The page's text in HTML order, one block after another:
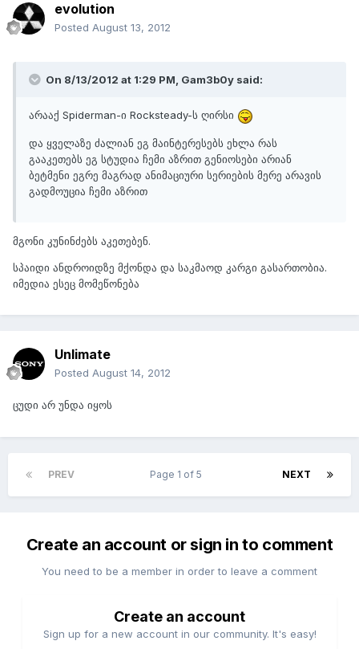
evolution
Posted August 13, 2012
On 8/13/2012 at 1:29 PM, Gam3b0y said:
არააქ Spiderman-ი Rocksteady-ს ღირსი
და ყველაზე ძალიან ეგ მაინტერესებს ეხლა რას
გააკეთებს ეგ სტუდია ჩემი აზრით გენიოსები არიან
ბეტმენი ეგრე მაგრად ანიმაციური სერიების მერე არავის
გადმოუცია ჩემი აზრით
მგონი კუნინძებს აკეთებენ.
სპაიდი ანდროიდზე მქონდა და საკმაოდ კარგი გასართობია.
იმედია ესეც მომეწონება
Unlimate
Posted August 14, 2012
ცუდი არ უნდა იყოს
PREV NEXT
Page 1 of 5
Create an account or sign in to comment
You need to be a member in order to leave a comment
Create an account
Sign up for a new account in our community. It's easy!